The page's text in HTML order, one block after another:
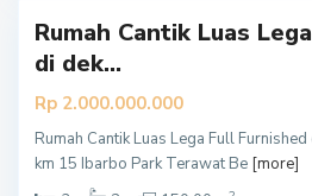
Rumah Cantik Luas
di dek...
Rp 2.000.000.000
Rumah Cantik Luas Lega Full
km 15 Ibarbo Park Terawat Be [more]